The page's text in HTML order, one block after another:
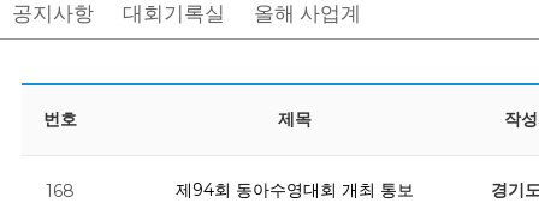
공지사항 대회기록실 올해 사업계획
번호 제목 작
168 제94회 동아수영대회 개최 통보 경기